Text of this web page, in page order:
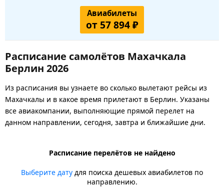
Авиабилеты
от 57 894 ₽
Расписание самолётов Махачкала
Берлин 2026
Из расписания вы узнаете во сколько вылетают рейсы из
Махачкалы и в какое время прилетают в Берлин. Указаны
все авиакомпании, выполняющие прямой перелет на
данном направлении, сегодня, завтра и ближайшие дни.
Расписание перелётов не найдено
Выберите дату для поиска дешевых авиабилетов по
направлению.